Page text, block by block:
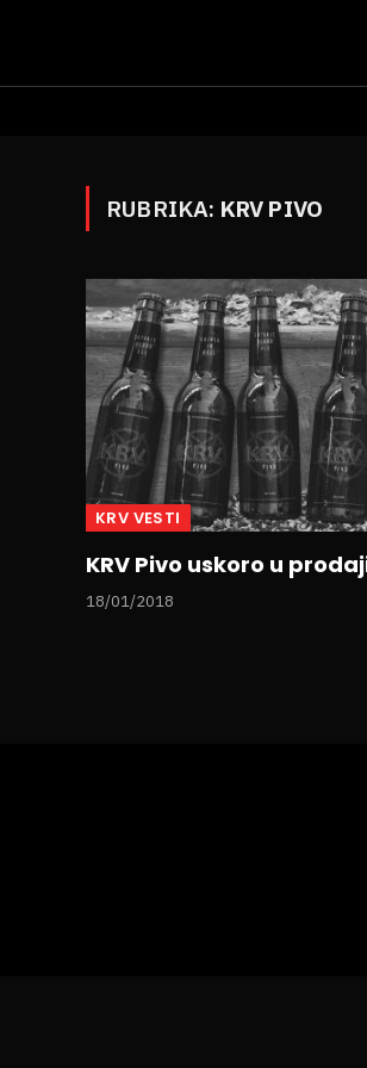
RUBRIKA: KRV PIVO
KRV VESTI
KRV Pivo uskoro u
18/01/2018